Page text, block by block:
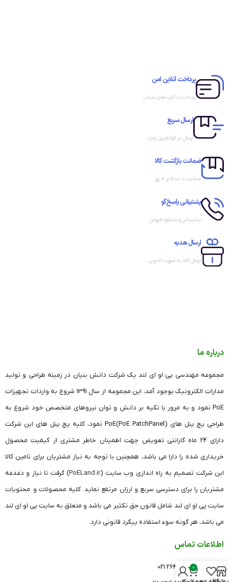
پرداخت آنلاین امن
پرداخت با کارت‌های شتاب
ارسال سریع
ارسال در کوتاه‌ترین زمان
ضمانت بازگشت کالا
ضمانت تا حداکثر ۷ روز
پشتیبانی پاسخ‌گو
پشتیبانی و مشاوره فروش
ارسال هدیه
ارسال کالا به صورت کادویی
درباره ما
مجموعه مهندسی پی او ای لند یک شرکت دانش بنیان در زمینه طراحی و تولید
مدارات الکترونیک بوجود آمد، این مجموعه از سال 1391 شروع به واردات تجهیزات
PoE نمود و به مرور با تکیه بر دانش و توان نیروهای متخصص خود شروع به
طراحی پچ پنل های (PoE PatchPanel)PoE نمود، کلیه پچ پنل های این شرکت
دارای 24 ماه گارانتی تعویض جهت اطمینان خاطر مشتری از کیفیت محصول
خریداری شده را دارا می باشد، همچنین با توجه به نیاز مشتریان برای تامین کالا
این شرکت تصمیم به راه اندازی وب سایت (PoELand.ir) گرفت تا نیاز و دغدغه
مشتریان را برای دسترسی سریع و ارزان مرتفع نماید. کلیه محصولات و محتویات
سایت پی او ای لند شامل قانون حق تکثیر می باشد و متعلق به سایت پی او ای لند
می باشد، هر گونه سوء استفاده پیگرد قانونی دارد.
اطلاعات تماس
دفتر تهران: 26420541 021
0